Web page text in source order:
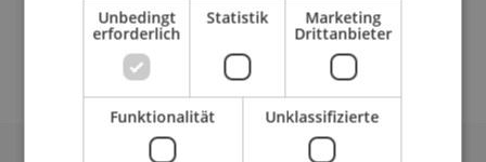
nicole.narobe@uni.li
Unbedingt
erforderlich
Statistik Marketing
Drittanbieter
Funktionalität Unklassifizierte